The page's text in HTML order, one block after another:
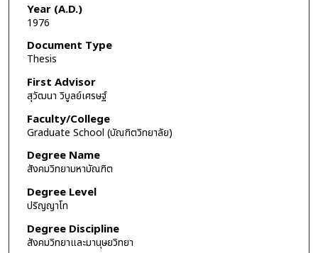
Year (A.D.)
1976
Document Type
Thesis
First Advisor
สุวัฒนา วิบูลย์เศรษฐ์
Faculty/College
Graduate School (บัณฑิตวิทยาลัย)
Degree Name
สังคมวิทยามหาบัณฑิต
Degree Level
ปริญญาโท
Degree Discipline
สังคมวิทยาและมานุษยวิทยา